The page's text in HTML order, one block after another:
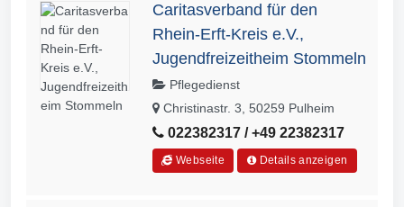
Caritasverband für den
Rhein-Erft-Kreis e.V.,
Jugendfreizeitheim Stommeln
Pflegedienst
Christinastr. 3, 50259 Pulheim
022382317 / +49 22382317
Webseite Details anzeigen